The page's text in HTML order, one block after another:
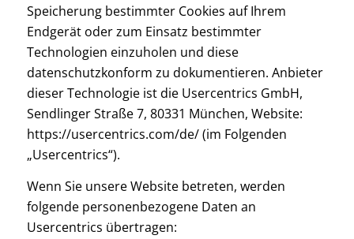
Speicherung bestimmter Cookies auf Ihrem
Endgerät oder zum Einsatz bestimmter
Technologien einzuholen und diese
datenschutzkonform zu dokumentieren. Anbieter
dieser Technologie ist die Usercentrics GmbH,
Sendlinger Straße 7, 80331 München, Website:
https://usercentrics.com/de/(im Folgenden
„Usercentrics“).
Wenn Sie unsere Website betreten, werden
folgende personenbezogene Daten an
Usercentrics übertragen: